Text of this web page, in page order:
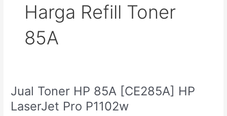
Harga Refill Toner
85A
Jual Toner HP 85A [CE285A] HP
LaserJet Pro P1102w
Jual
Toner
HP